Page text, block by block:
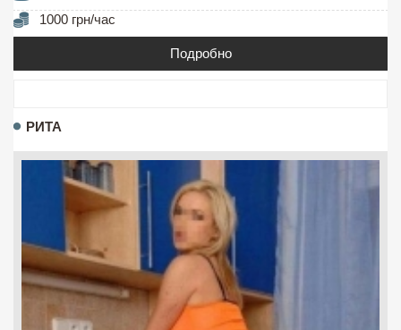
1000 грн/час
Подробно
РИТА